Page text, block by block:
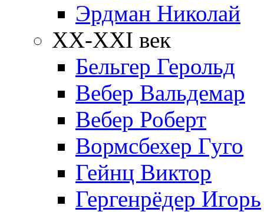
Эрдман Николай
ХХ-XXI век
Бельгер Герольд
Вебер Вальдемар
Вебер Роберт
Вормсбехер Гуго
Гейнц Виктор
Гергенрёдер Игорь